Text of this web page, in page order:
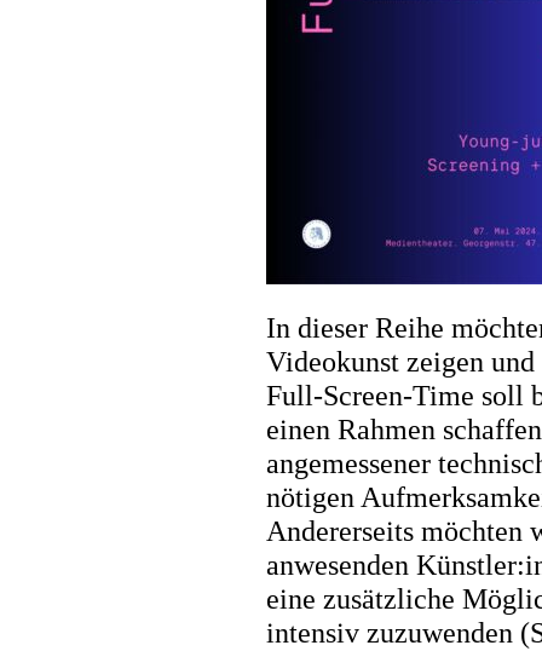
In dieser Reihe
Videokunst zeigen
Full-Screen-Time soll
einen Rahmen
angemessener
nötigen
Andererseits möchten
anwesenden
eine zusätzliche
intensiv zuzuwenden